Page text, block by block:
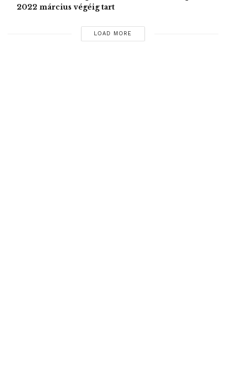
2022 március végéig tart
LOAD MORE